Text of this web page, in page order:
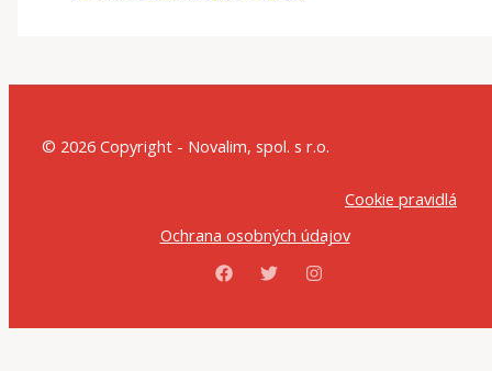
© 2026 Copyright - Novalim, spol. s r.o.
Cookie pravidlá
Ochrana osobných údajov